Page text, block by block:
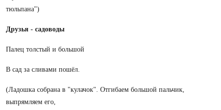
тюльпана")
Друзья - садоводы
Палец толстый и большой
В сад за сливами пошёл.
(Ладошка собрана в "кулачок". Отгибаем большой пальчик,
выпрямляем его,